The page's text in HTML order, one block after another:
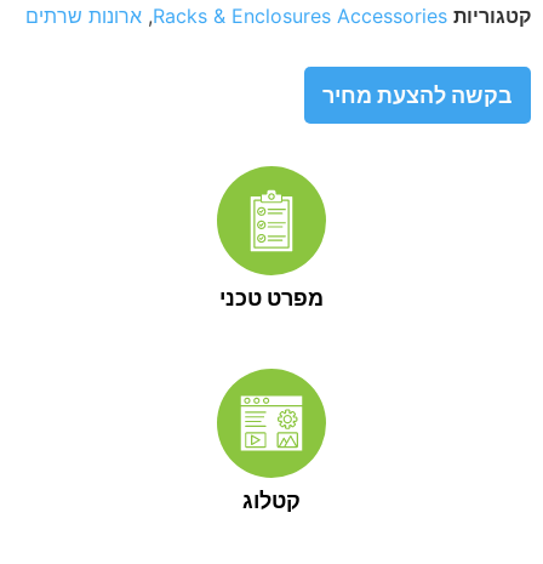
קטגוריות Racks & Enclosures Accessories
, ארונות שרתים
בקשה להצעת מחיר
מפרט טכני
קטלוג